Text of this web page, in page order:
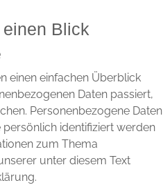
Blick
einen einfachen Überblick
Daten passiert,
Personenbezogene Daten
persönlich identifiziert werden
zum Thema
unter diesem Text